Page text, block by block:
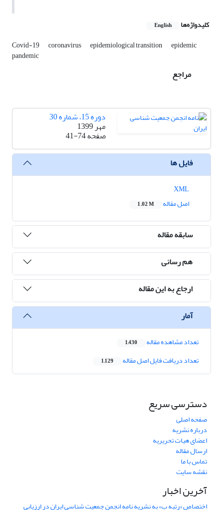
کلیدواژه‌ها English
Covid-19 coronavirus epidemiological transition epidemic
pandemic
مراجع
دوره 15، شماره 30
مهر 1399
صفحه41-74
فایل ها
اصل مقاله
1.02 M
سابقه مقاله
هم رسانی
ارجاع به این مقاله
آمار
تعداد مشاهده مقاله 1,430
تعداد دریافت فایل اصل مقاله 1,129
دسترسی سریع
صفحه اصلی
درباره نشریه
اعضای هیات تحریریه
ارسال مقاله
تماس با ما
نقشه سایت
آخرین اخبار
اختصاص «رتبه ب» به نشریه نامه انجمن جمعیت شناسی ایران در ارزیابی